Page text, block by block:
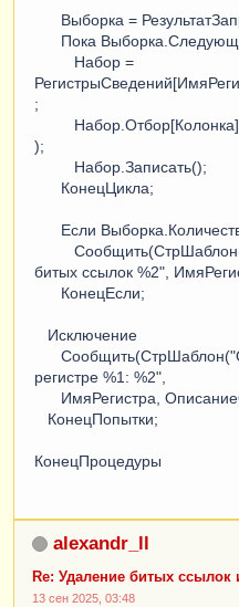
Выборка =
Пока
Набор =
;
);
Набор.Записать();
КонецЦикла;
Если
битых ссылок %2",
КонецЕсли;
Исключение
регистре %1: %2",
ИмяРегистра,
КонецПопытки;
КонецПроцедуры
alexandr_ll
Re: Удаление битых ссылок
13 сен 2025, 03:48